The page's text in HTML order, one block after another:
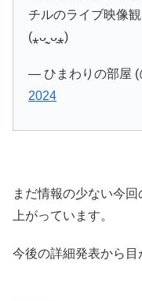
チルのライブ映像
(⁎ᴗ͈ˬᴗ͈⁎)
— ひまわりの部屋
2024
まだ情報の少ない今
上がっています。
今後の詳細発表から目